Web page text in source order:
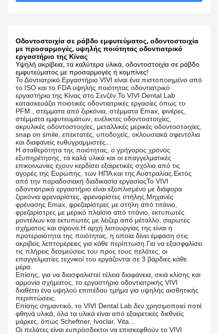
Οδοντοστοιχία σε ράβδο εμφυτεύματος, οδοντοστοιχία
με προσαρμογές, υψηλής ποιότητας οδοντιατρικό
εργαστήριο της Κίνας
Υψηλή ακρίβεια, τα καλύτερα υλικά, οδοντοστοιχία σε ράβδο
εμφυτεύματος με προσαρμογές ή κομπίνες!
Το Δοντιατρικό Εργαστήριο VIVI είναι ένα πιστοποιημένο από
το ISO και το FDA υψηλής ποιότητας οδοντιατρικό
εργαστήριο της Κίνας στο Σενζέν.Το VIVI Dental Lab
κατασκευάζει ποιοτικές οδοντιατρικές εργασίες όπως το
PFM., στέμματα από ζιρκόνια, στέμματα Emax, φινέρες,
στέμματα εμφυτευμάτων, ευέλικτες οδοντοστοιχίες,
ακρυλικές οδοντοστοιχίες, μεταλλικές μερικές οδοντοστοιχίες,
snap on smile, επεκτατές, υποδοχείς, οκλουσιακά σφεντόλια
και διαφανείς ευθυγραμμιστές...
Η σταθερότητα της ποιότητας, ο γρήγορος χρόνος
εξυπηρέτησης, τα καλά υλικά και οι επαγγελματικές
επικοινωνίες έχουν κερδίσει εξαιρετικές σχόλια από τις
αγορές της Ευρώπης, των ΗΠΑ και της Αυστραλίας.Εκτός
από την παραδοσιακή διαδικασία εργασίαςΤο VIVI
οδοντιατρικό εργαστήριο είναι εξοπλισμένο με διάφορα
ζιρκόνια φρεναρίστες, φρεναρίστες στήλης,Μηχανές
φρένασης Emax, φρεζαρίστρες με στήλη από τιτάνιο,
φρεζαρίστρες με μερικό πλαίσιο από τιτάνιο, εκτυπωτές
μοντέλων και εκτυπωτές με λέιζερ από μέταλλο, σαρωτές
σχήματος και σίρονα.Η αρχή λειτουργίας της είναι η
προτεραιότητα της ποιότητας, η οποία δίνει έμφαση στις
ακριβείς λεπτομέρειες για κάθε περίπτωση.Για να εξασφαλίσει
τις πλήρεις δεσμεύσεις του προς τους πελάτες, οι
επαγγελματίες τεχνικοί του εργάζονται σε 3 βάρδιες κάθε
μέρα.
Επίσης, για να διασφαλιστεί τέλεια διαφάνεια, σκιά κλίσης και
αρμονία σχήματος, το εργαστήριο οδοντιατρικής VIVI
διαθέτει ένα υψηλού επιπέδου τμήμα για υψηλής αισθητικής
περιπτώσεις.
Επίσης σημαντικό, το VIVI Dental Lab δεν χρησιμοποιεί ποτέ
φθηνά υλικά, όλα τα υλικά είναι από εξαιρετικές διεθνείς
μάρκες, όπως Scheftner, Ivoclar, Vita...
Οι πελάτες είναι ευπρόσδεκτοι να επισκεφθούν το VIVI